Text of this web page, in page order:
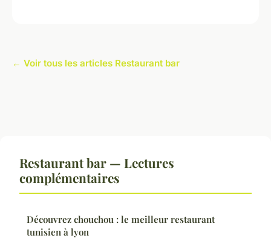
← Voir tous les articles Restaurant bar
Restaurant bar — Lectures
complémentaires
Découvrez chouchou : le meilleur restaurant
tunisien à lyon